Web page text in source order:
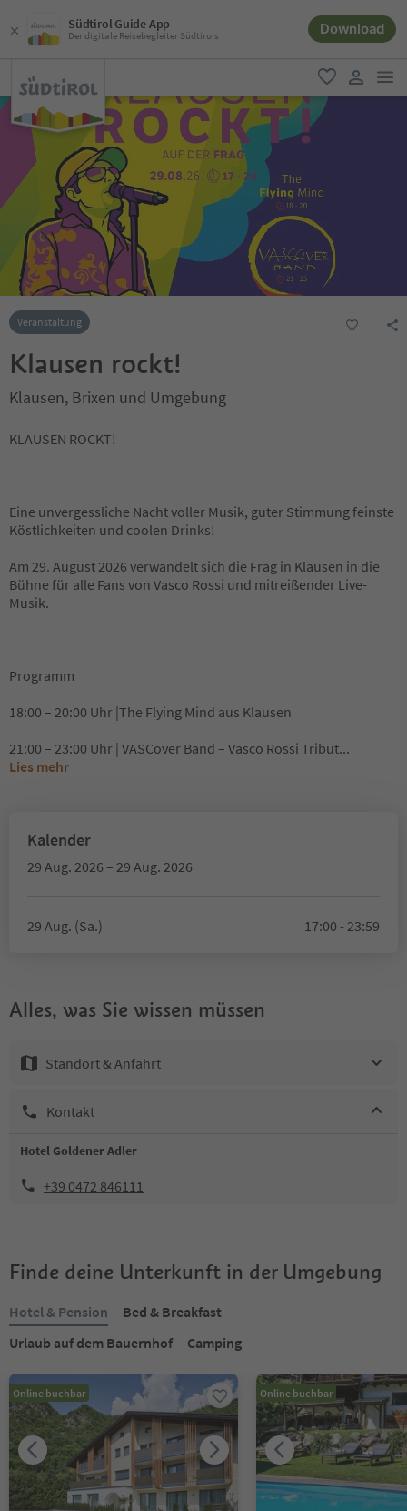
Südtirol Guide App
Der digitale Reisebegleiter Südtirols Download
favorit
user link
Veranstaltung
Klausen rockt!
Klausen, Brixen und Umgebung
KLAUSEN ROCKT!
Eine unvergessliche Nacht voller Musik, guter Stimmung feinste
Köstlichkeiten und coolen Drinks!
Am 29. August 2026 verwandelt sich die Frag in Klausen in die
Bühne für alle Fans von Vasco Rossi und mitreißender Live-
Musik.
Programm
18:00 – 20:00 Uhr |The Flying Mind aus Klausen
21:00 – 23:00 Uhr | VASCover Band – Vasco Rossi Tribut...
Lies mehr
Kalender
29 Aug. 2026 – 29 Aug. 2026
29 Aug. (Sa.) 17:00 - 23:59
Alles, was Sie wissen müssen
Standort & Anfahrt
Kontakt
Hotel Goldener Adler
+39 0472 846111
Finde deine Unterkunft in der Umgebung
Hotel & Pension
Bed & Breakfast
Urlaub auf dem Bauernhof
Camping
Online buchbar Online buchbar